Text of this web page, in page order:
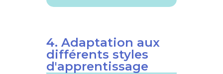
4. Adaptation aux
différents styles
d'apprentissage